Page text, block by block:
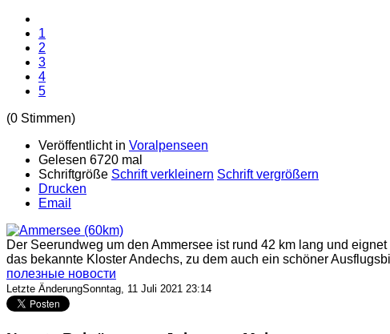
1
2
3
4
5
(0 Stimmen)
Veröffentlicht in Voralpenseen
Gelesen 6720 mal
Schriftgröße Schrift verkleinern Schrift vergrößern
Drucken
Email
Der Seerundweg um den Ammersee ist rund 42 km lang und
das bekannte Kloster Andechs, zu dem auch ein schöner
полезные новости
Letzte ÄnderungSonntag, 11 Juli 2021 23:14